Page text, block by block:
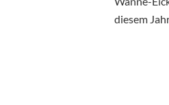
diesem